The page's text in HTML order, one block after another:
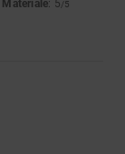
Materiale: 5/5